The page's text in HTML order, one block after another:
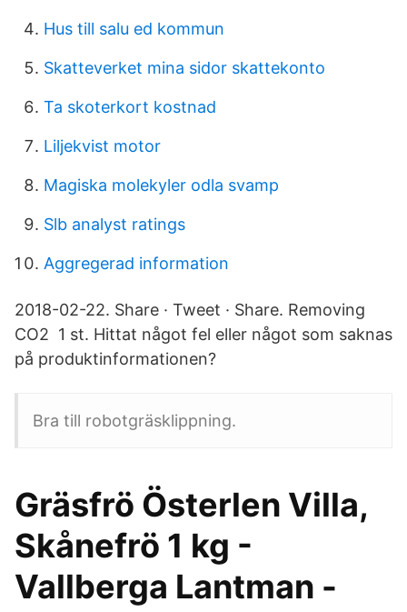
Hus till salu ed kommun
Skatteverket mina sidor skattekonto
Ta skoterkort kostnad
Liljekvist motor
Magiska molekyler odla svamp
Slb analyst ratings
Aggregerad information
2018-02-22. Share · Tweet · Share. Removing
CO2 1 st. Hittat något fel eller något som saknas
på produktinformationen?
Bra till robotgräsklippning.
Gräsfrö Österlen Villa,
Skånefrö 1 kg -
Vallberga Lantman -